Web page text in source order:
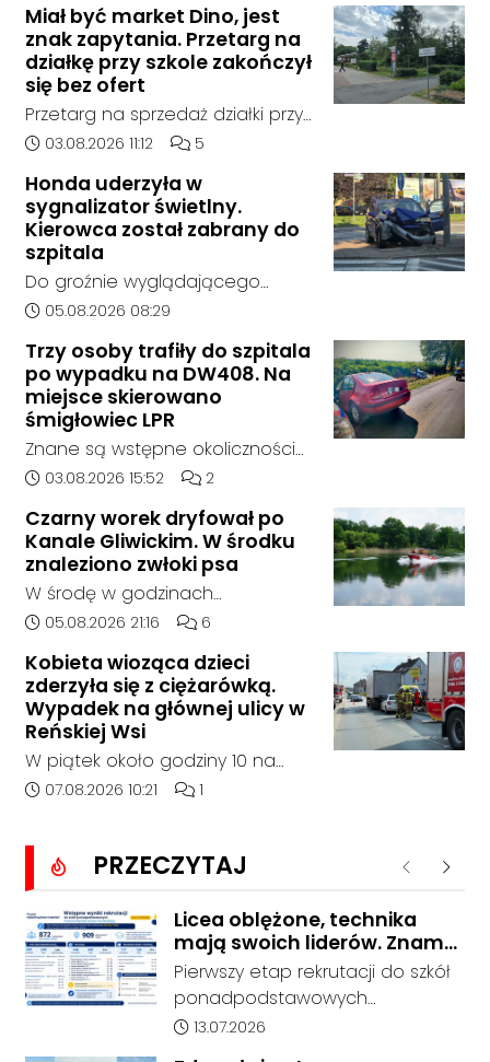
Miał być market Dino, jest
znak zapytania. Przetarg na
działkę przy szkole zakończył
się bez ofert
Przetarg na sprzedaż działki przy
Zespole Szkół Technicznych i
Kędzierzynie-Koźlu zakończył się
bez rozstrzygnięcia. Mimo
wcześniejszego zainteresowania
terenem ze strony sieci Dino, do
postępowania nie zgłosił się
żaden oferent.
Data dodania artykułu:
03.08.2026 11:12 Liczba komentarzy artykułu:
5
Honda uderzyła w
sygnalizator świetlny.
Kierowca został zabrany do
szpitala
Do groźnie wyglądającego
zdarzenia drogowego doszło w
godziny 6:30 kierujący
samochodem marki Honda
zjechał z drogi i uderzył w
sygnalizator świetlny.
Data dodania artykułu:
05.08.2026 08:29
Trzy osoby trafiły do szpitala
po wypadku na DW408. Na
miejsce skierowano
śmigłowiec LPR
Znane są wstępne okoliczności
zdarzenia drogowego, do
14:30 na drodze wojewódzkiej nr
408 pomiędzy Starym Koźlem a
Bierawą.
Data dodania artykułu:
03.08.2026 15:52 Liczba komentarzy artykułu:
2
Czarny worek dryfował po
Kanale Gliwickim. W środku
znaleziono zwłoki psa
W środę w godzinach
popołudniowych służby zostały
Gliwicki po zgłoszeniu od
zaniepokojonego świadka.
Osoba zgłaszająca zauważyła
unoszący się na wodzie czarny
worek, którego zawartość
wzbudziła jej niepokój.
Data dodania artykułu:
05.08.2026 21:16 Liczba komentarzy artykułu:
6
Kobieta wioząca dzieci
zderzyła się z ciężarówką.
Wypadek na głównej ulicy w
Reńskiej Wsi
W piątek około godziny 10 na
ulicy Pawłowickiej w Reńskiej Wsi
samochodu osobowego i
ciężarówki. Droga w rejonie
zdarzenia jest całkowicie
zablokowana.
Data dodania artykułu:
07.08.2026 10:21 Liczba komentarzy artykułu:
1
PRZECZYTAJ Poprzednie
Licea oblężone, technika
mają swoich liderów. Znamy
wstępne wyniki rekrutacji do
szkół w powiecie
Pierwszy etap rekrutacji do szkół
ponadpodstawowych
prowadzonych przez Powiat
Data dodania artykułu:
13.07.2026